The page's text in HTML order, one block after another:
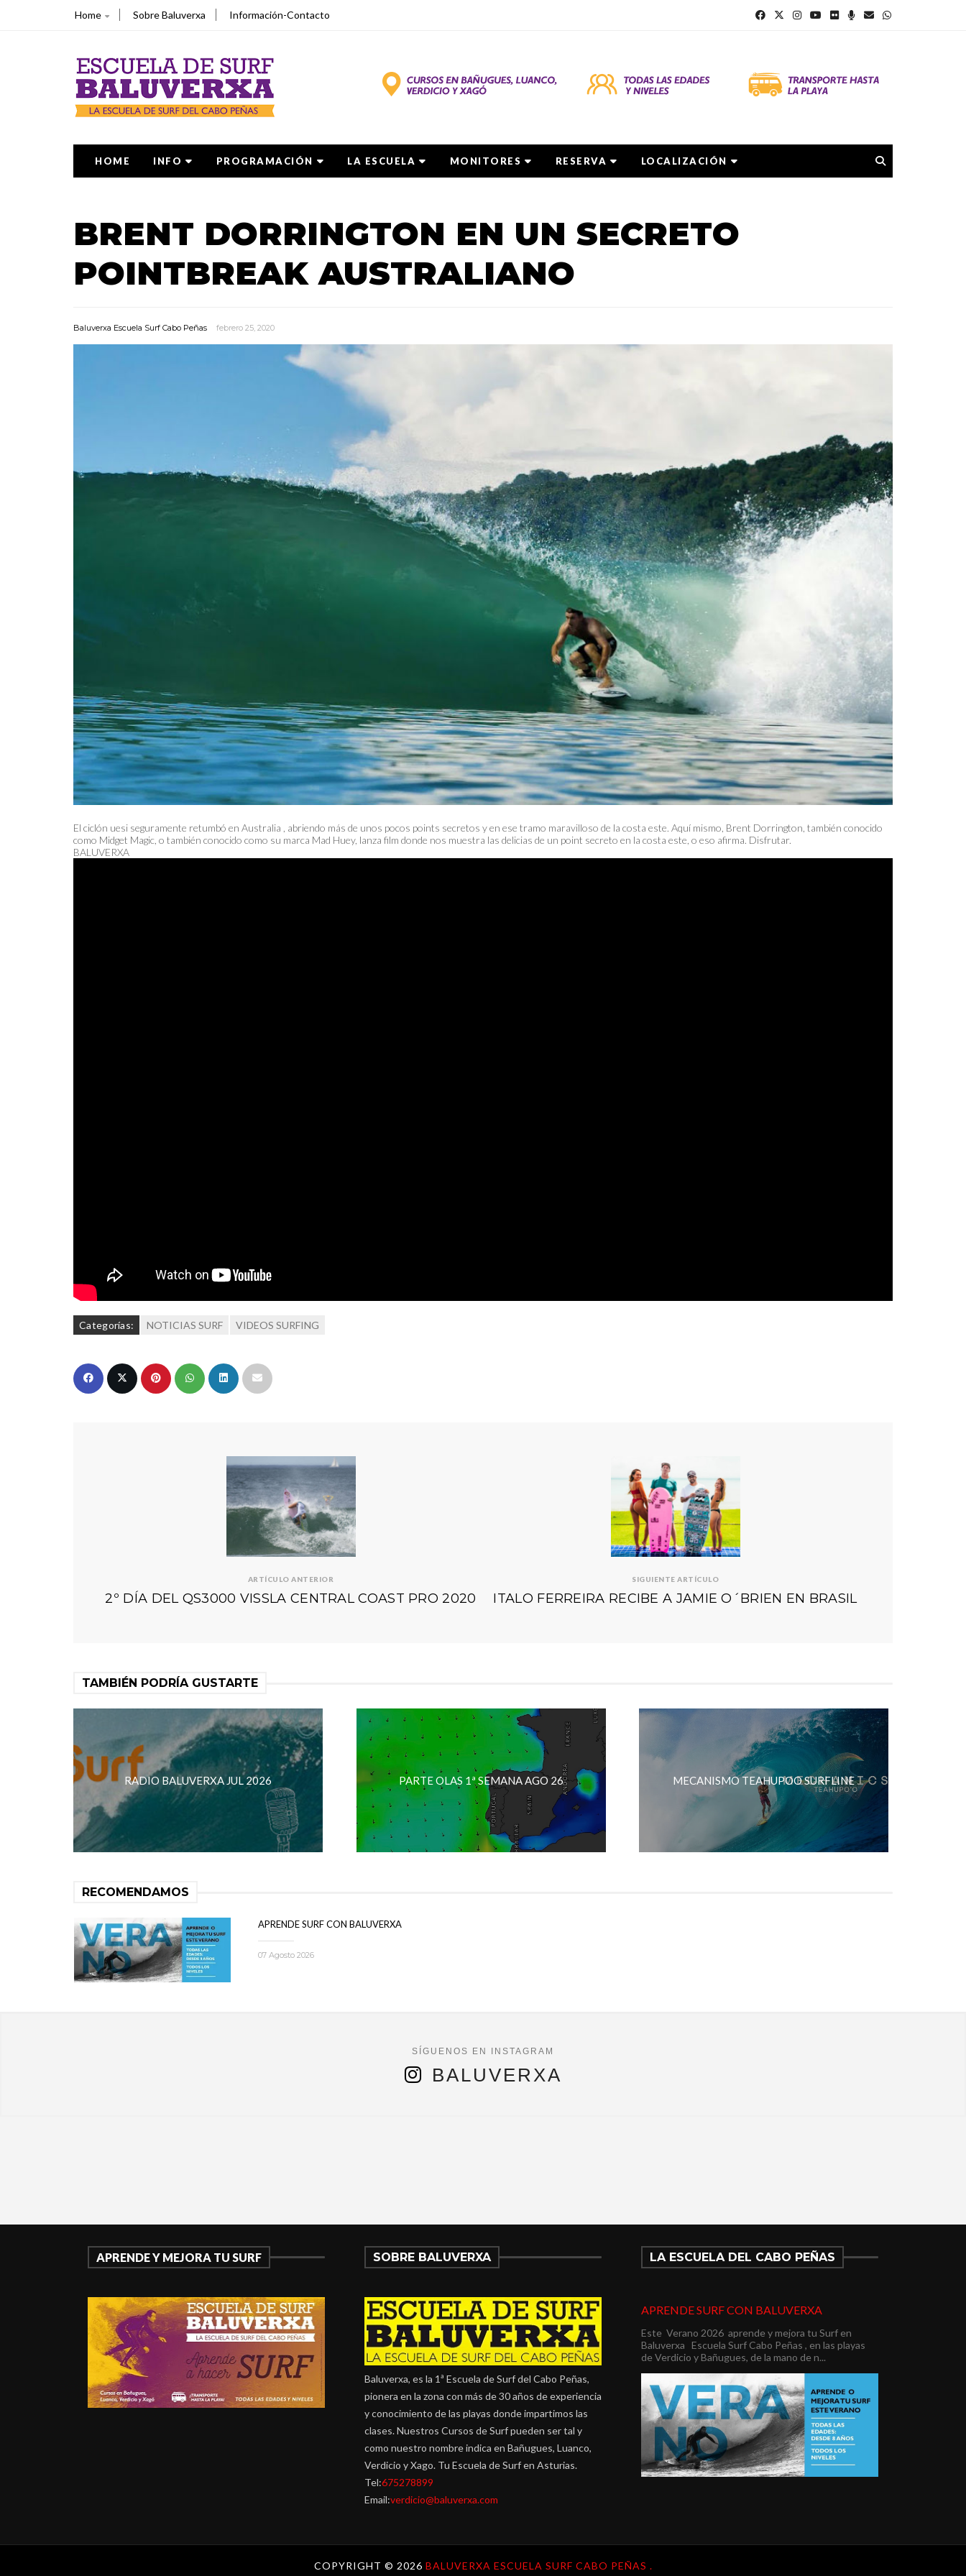
Home Sobre Baluverxa Información-Contacto
HOME INFO PROGRAMACIÓN LA ESCUELA MONITORES RESERVA LOCALIZACIÓN
BRENT DORRINGTON EN UN SECRETO
POINTBREAK AUSTRALIANO
Baluverxa Escuela Surf Cabo Peñas febrero 25, 2020
El ciclón uesi seguramente retumbó en Australia , abriendo más de unos pocos points secretos y en ese tramo maravilloso de la costa este. Aquí mismo, Brent Dorrington, también conocido
como Midget Magic, o también conocido como su marca Mad Huey, lanza film donde nos muestra las delicias de un point secreto en la costa este, o eso afirma. Disfrutar.
BALUVERXA
Categorías: NOTICIAS SURF VIDEOS SURFING
ARTÍCULO ANTERIOR
2º DÍA DEL QS3000 VISSLA CENTRAL COAST PRO 2020
SIGUIENTE ARTÍCULO
ITALO FERREIRA RECIBE A JAMIE O´BRIEN EN BRASIL
TAMBIÉN PODRÍA GUSTARTE
RADIO BALUVERXA JUL 2026 PARTE OLAS 1ª SEMANA AGO 26 MECANISMO TEAHUPOO SURFLINE
RECOMENDAMOS
APRENDE SURF CON BALUVERXA
07 Agosto 2026
BALUVERXA
APRENDE Y MEJORA TU SURF SOBRE BALUVERXA
Baluverxa, es la 1ª Escuela de Surf del Cabo Peñas,
pionera en la zona con más de 30 años de experiencia
y conocimiento de las playas donde impartimos las
clases. Nuestros Cursos de Surf pueden ser tal y
como nuestro nombre indica en Bañugues, Luanco,
Verdicio y Xago. Tu Escuela de Surf en Asturias.
Tel:675278899
Email:verdicio@baluverxa.com
LA ESCUELA DEL CABO PEÑAS
APRENDE SURF CON BALUVERXA
Este Verano 2026 aprende y mejora tu Surf en
Baluverxa Escuela Surf Cabo Peñas , en las playas
de Verdicio y Bañugues, de la mano de n...
COPYRIGHT © 2026 BALUVERXA ESCUELA SURF CABO PEÑAS .